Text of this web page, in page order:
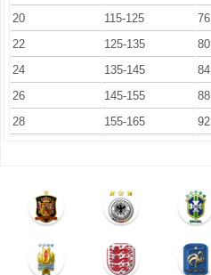
20
115-125 76
22
125-135 80
24
135-145 84
26
145-155 88
28
155-165 92